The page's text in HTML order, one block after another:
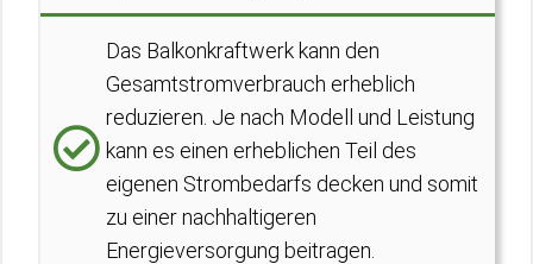
Das Balkonkraftwerk kann den
Gesamtstromverbrauch erheblich
reduzieren. Je nach Modell und Leistung
kann es einen erheblichen Teil des
eigenen Strombedarfs decken und somit
zu einer nachhaltigeren
Energieversorgung beitragen.